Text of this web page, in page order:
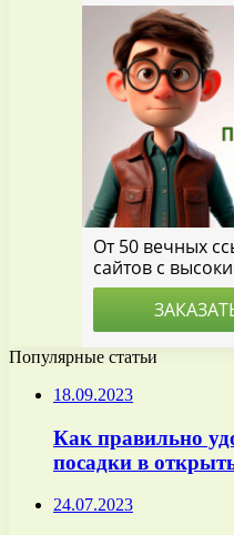
Популярные статьи
18.09.2023
Как правильно
посадки в
24.07.2023